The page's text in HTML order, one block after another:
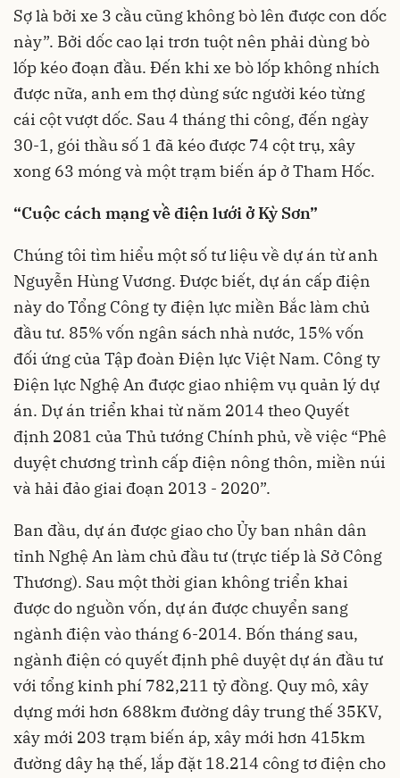
Sợ là bởi xe 3 cầu cũng không bò lên được con dốc
này”. Bởi dốc cao lại trơn tuột nên phải dùng bò
lốp kéo đoạn đầu. Đến khi xe bò lốp không nhích
được nữa, anh em thợ dùng sức người kéo từng
cái cột vượt dốc. Sau 4 tháng thi công, đến ngày
30-1, gói thầu số 1 đã kéo được 74 cột trụ, xây
xong 63 móng và một trạm biến áp ở Tham Hốc.
“Cuộc cách mạng về điện lưới ở Kỳ Sơn”
Chúng tôi tìm hiểu một số tư liệu về dự án từ anh
Nguyễn Hùng Vương. Được biết, dự án cấp điện
này do Tổng Công ty điện lực miền Bắc làm chủ
đầu tư. 85% vốn ngân sách nhà nước, 15% vốn
đối ứng của Tập đoàn Điện lực Việt Nam. Công ty
Điện lực Nghệ An được giao nhiệm vụ quản lý dự
án. Dự án triển khai từ năm 2014 theo Quyết
định 2081 của Thủ tướng Chính phủ, về việc “Phê
duyệt chương trình cấp điện nông thôn, miền núi
và hải đảo giai đoạn 2013 - 2020”.
Ban đầu, dự án được giao cho Ủy ban nhân dân
tỉnh Nghệ An làm chủ đầu tư (trực tiếp là Sở Công
Thương). Sau một thời gian không triển khai
được do nguồn vốn, dự án được chuyển sang
ngành điện vào tháng 6-2014. Bốn tháng sau,
ngành điện có quyết định phê duyệt dự án đầu tư
với tổng kinh phí 782,211 tỷ đồng. Quy mô, xây
dựng mới hơn 688km đường dây trung thế 35KV,
xây mới 203 trạm biến áp, xây mới hơn 415km
đường dây hạ thế, lắp đặt 18.214 công tơ điện cho